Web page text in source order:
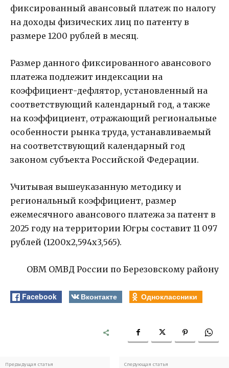
фиксированный авансовый платеж по налогу
на доходы физических лиц по патенту в
размере 1200 рублей в месяц.
Размер данного фиксированного авансового
платежа подлежит индексации на
коэффициент-дефлятор, установленный на
соответствующий календарный год, а также
на коэффициент, отражающий региональные
особенности рынка труда, устанавливаемый
на соответствующий календарный год
законом субъекта Российской Федерации.
Учитывая вышеуказанную методику и
региональный коэффициент, размер
ежемесячного авансового платежа за патент в
2025 году на территории Югры составит 11 097
рублей (1200х2,594х3,565).
ОВМ ОМВД России по Березовскому району
Facebook Вконтакте Одноклассники
Предыдущая статья Следующая статья